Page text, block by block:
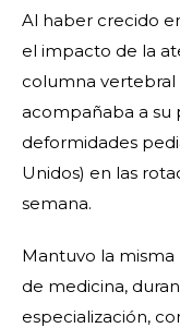
Al haber crecido
el impacto de la
columna
acompañaba a su
deformidades
Unidos) en las
semana.
Mantuvo la misma
de medicina,
especialización,